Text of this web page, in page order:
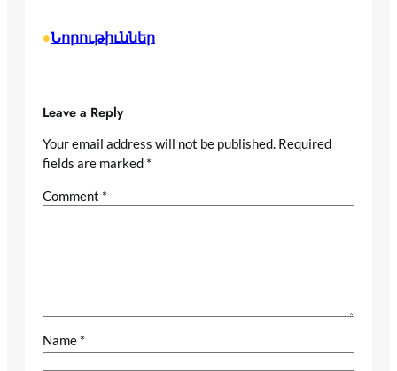
•Նորութիւններ
Leave a Reply
Your email address will not be published. Required
fields are marked *
Comment *
Name *